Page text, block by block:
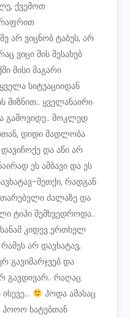
ჰოდა ამასაც
ჰოოო ხატებთან